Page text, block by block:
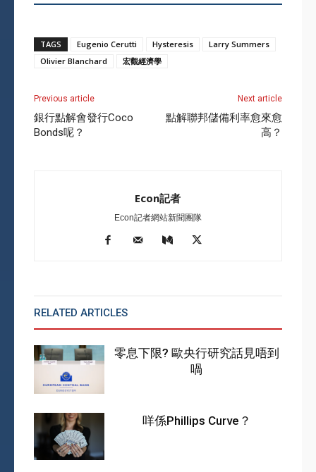
TAGS Eugenio Cerutti Hysteresis
Larry Summers
Olivier Blanchard
宏觀經濟學
Previous article
銀行點解會發行Coco
Bonds呢？
Next article
點解聯邦儲備利率愈來愈
高？
Econ記者
Econ記者網站新聞團隊
RELATED ARTICLES
零息下限? 歐央行研究話見唔到
喎
咩係Phillips Curve？